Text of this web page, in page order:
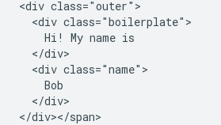
<div class="outer">
  <div class="boilerplate">
    Hi! My name is
  </div>
  <div class="name">
    Bob
  </div>
</div></span>